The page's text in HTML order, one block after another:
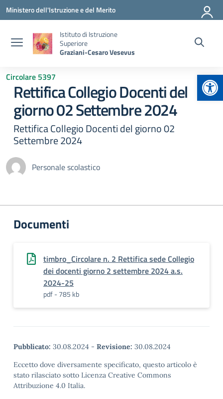
Vai ai contenuti
Vai al menu di navigazione
Vai al footer
Ministero dell'Istruzione e del Merito
Istituto di Istruzione
Superiore
Graziani-Cesaro Vesevus
Circolare 5397
Rettifica Collegio Docenti del
giorno 02 Settembre 2024
Rettifica Collegio Docenti del giorno 02
Settembre 2024
Personale scolastico
Documenti
timbro_Circolare n. 2 Rettifica sede Collegio
dei docenti giorno 2 settembre 2024 a.s.
2024-25
pdf - 785 kb
Pubblicato: 30.08.2024 - Revisione: 30.08.2024
Eccetto dove diversamente specificato, questo articolo è
stato rilasciato sotto Licenza Creative Commons
Attribuzione 4.0 Italia.